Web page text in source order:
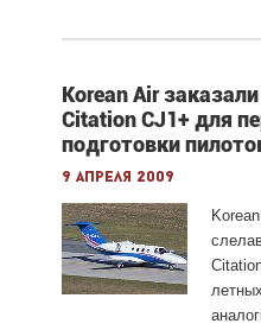
Korean Air
Citation СJ1+ для
подготовки
9 апреля 2009